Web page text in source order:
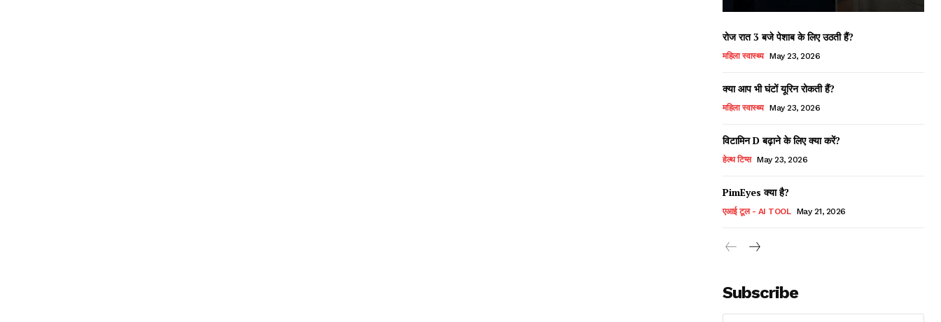
रोज रात 3 बजे पेशाब के लिए उठती हैं?
महिला स्वास्थ्य May 23, 2026
क्या आप भी घंटों यूरिन रोकती हैं?
महिला स्वास्थ्य May 23, 2026
विटामिन D बढ़ाने के लिए क्या करें?
हेल्थ टिप्स May 23, 2026
PimEyes क्या है?
एआई टूल - AI TOOL May 21, 2026
Subscribe